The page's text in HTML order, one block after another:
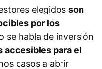
elegidos son
por los
se habla de inversión
accesibles para el
casos a abrir